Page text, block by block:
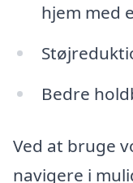
hjem med
Bedre
Ved at bruge
navigere i